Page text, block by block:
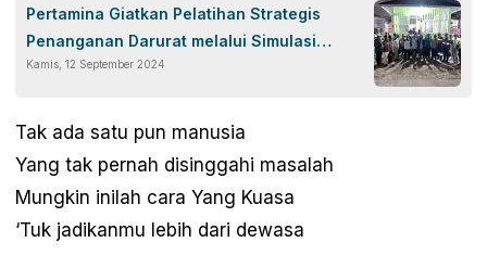
Pertamina Giatkan Pelatihan Strategis
Penanganan Darurat melalui Simulasi
Emergency Drill Bagi Warga Kelurahan
Kamis, 12 September 2024
Tak ada satu pun manusia
Yang tak pernah disinggahi masalah
Mungkin inilah cara Yang Kuasa
‘Tuk jadikanmu lebih dari dewasa